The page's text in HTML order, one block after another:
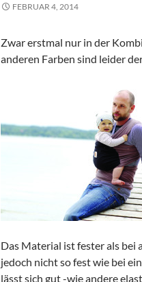
FEBRUAR 4, 2014
Zwar erstmal nur in der
anderen Farben sind leider
Das Material ist fester als bei
jedoch nicht so fest wie bei
lässt sich gut -wie andere